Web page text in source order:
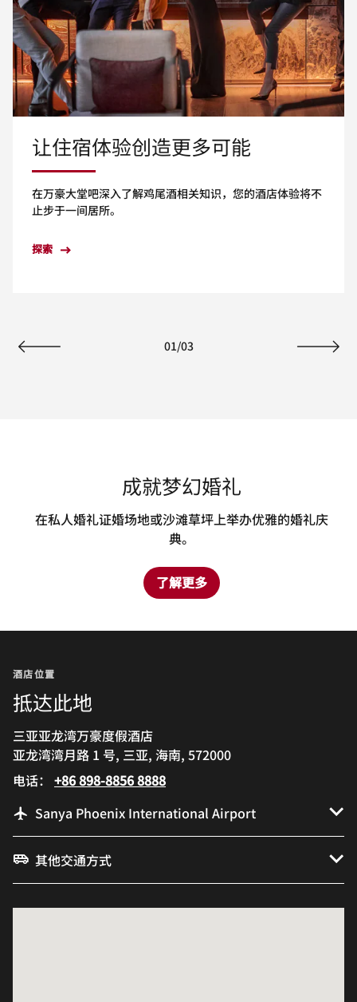
让住宿体验创造更多可能
在万豪大堂吧深入了解鸡尾酒相关知识，您的酒店体验将不
止步于一间居所。
探索
01/03
成就梦幻婚礼
在私人婚礼证婚场地或沙滩草坪上举办优雅的婚礼庆
典。
了解更多
酒店位置
抵达此地
三亚亚龙湾万豪度假酒店
亚龙湾湾月路 1 号, 三亚, 海南, 572000
电话： +86 898-8856 8888
Sanya Phoenix International Airport
其他交通方式